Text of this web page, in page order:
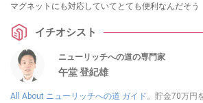
マグネットにも対応していてとても便利なんだそう
イチオシスト
ニューリッチへの道の専門家
午堂 登紀雄
All About ニューリッチへの道 ガイド。貯金70万円